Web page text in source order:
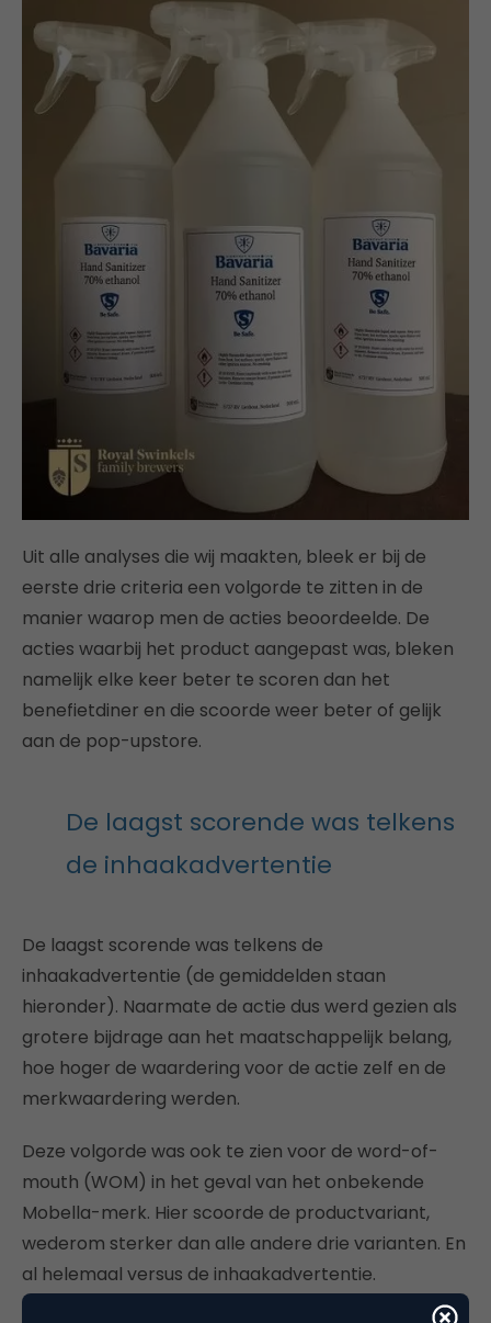
Uit alle analyses die wij maakten, bleek er bij de
eerste drie criteria een volgorde te zitten in de
manier waarop men de acties beoordeelde. De
acties waarbij het product aangepast was, bleken
namelijk elke keer beter te scoren dan het
benefietdiner en die scoorde weer beter of gelijk
aan de pop-upstore.
De laagst scorende was telkens
de inhaakadvertentie
De laagst scorende was telkens de
inhaakadvertentie (de gemiddelden staan
hieronder). Naarmate de actie dus werd gezien als
grotere bijdrage aan het maatschappelijk belang,
hoe hoger de waardering voor de actie zelf en de
merkwaardering werden.
Deze volgorde was ook te zien voor de word-of-
mouth (WOM) in het geval van het onbekende
Mobella-merk. Hier scoorde de productvariant,
wederom sterker dan alle andere drie varianten. En
al helemaal versus de inhaakadvertentie.